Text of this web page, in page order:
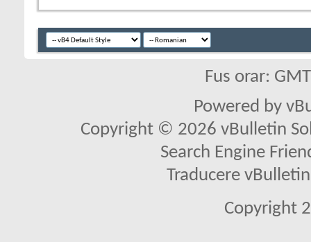
Fus orar:
Powered by
Copyright © 2026 vBulletin
Search Engine
Traducere
Copyright